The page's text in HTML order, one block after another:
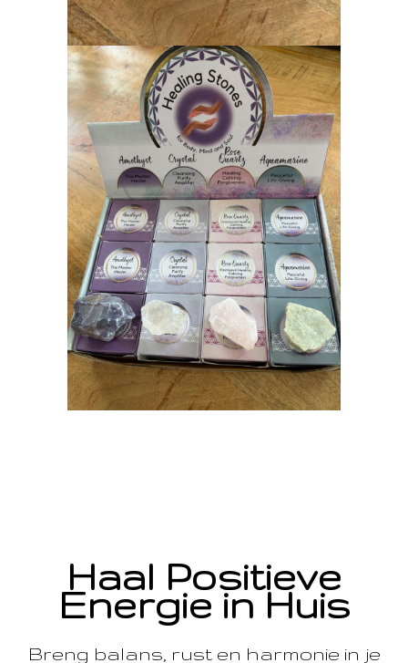
Haal Positieve
Energie in Huis
Breng balans, rust en harmonie in je